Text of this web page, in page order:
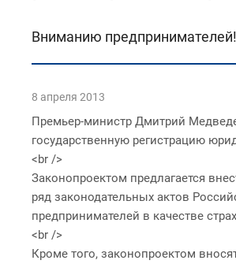
Вниманию
8 апреля 2013
Премьер-министр Дмитрий
государственную регистрацию
<br />
Законопроектом предлагается
ряд законодательных актов
предпринимателей в качестве
<br />
Кроме того, законопроектом